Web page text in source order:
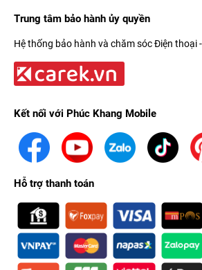
Trung tâm bảo hành ủy quyền
Hệ thống bảo hành và chăm sóc Điện thoại
Kết nối với Phúc Khang Mobile
Hỗ trợ thanh toán